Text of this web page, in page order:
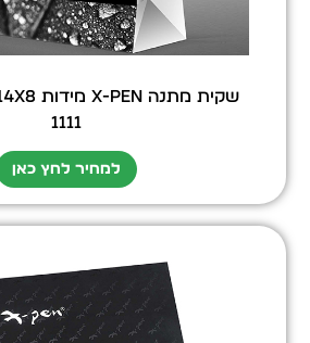
1111
למחיר לחץ כאן